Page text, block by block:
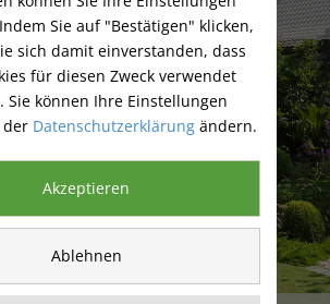
Sie auf "Bestätigen" klicken,
sich damit einverstanden, dass
für diesen Zweck verwendet
Sie können Ihre Einstellungen
der Datenschutzerklärungändern.
Akzeptieren
Ablehnen